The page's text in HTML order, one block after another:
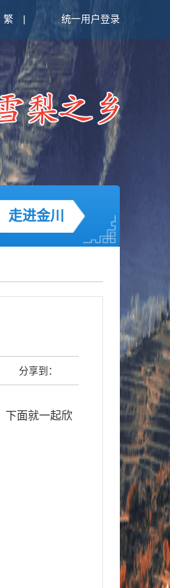
繁 | 统一用户登录
走进金川
分享到：
下面就一起欣